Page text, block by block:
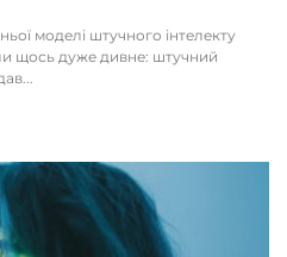
моделі штучного інтелекту
щось дуже дивне: штучний